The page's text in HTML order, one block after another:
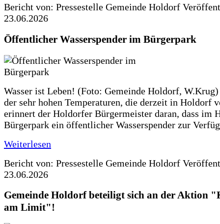
Bericht von: Pressestelle Gemeinde Holdorf
23.06.2026
Öffentlicher Wasserspender im Bürgerpark
Wasser ist Leben! (Foto: Gemeinde Holdorf,
der sehr hohen Temperaturen, die derzeit in Holdorf
erinnert der Holdorfer Bürgermeister daran, dass im
Bürgerpark ein öffentlicher Wasserspender zur
Weiterlesen
Bericht von: Pressestelle Gemeinde Holdorf
23.06.2026
Gemeinde Holdorf beteiligt sich an der Aktion
am Limit"!